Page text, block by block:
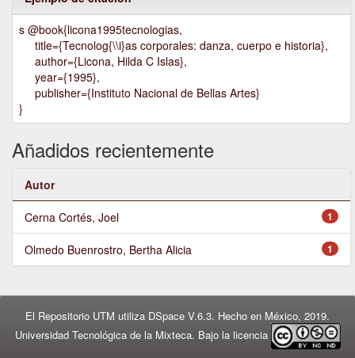
s @book{licona1995tecnologias,
title={Tecnolog{\\i}as corporales: danza, cuerpo e historia},
author={Licona, Hilda C Islas},
year={1995},
publisher={Instituto Nacional de Bellas Artes}
}
Añadidos recientemente
Autor
1
Cerna Cortés, Joel
1
Olmedo Buenrostro, Bertha Alicia
El Repositorio UTM utiliza DSpace V.6.3. Hecho en México, 2019.
Universidad Tecnológica de la Mixteca. Bajo la licencia